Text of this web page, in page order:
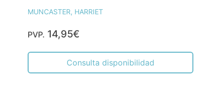
MUNCASTER, HARRIET
PVP. 14,95€
Consulta disponibilidad